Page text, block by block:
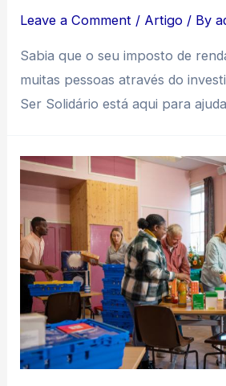
Leave a Comment / Artigo / By
Sabia que o seu imposto de
muitas pessoas através do
Ser Solidário está aqui para